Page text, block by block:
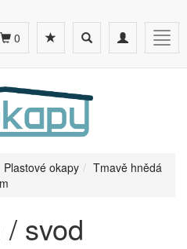
Toggle
navigation
Toggle
search
0
Plastové okapy
Tmavě hnědá
svod